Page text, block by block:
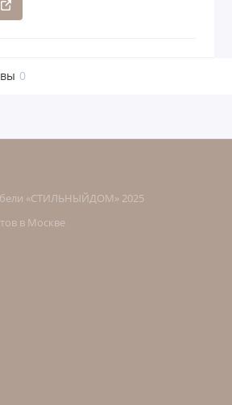
0
«СТИЛЬНЫЙДОМ» 2025
в Москве